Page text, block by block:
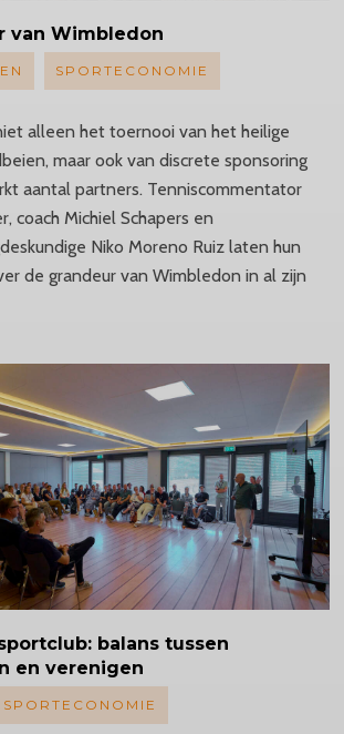
van Wimbledon
alleen het toernooi van het heilige
maar ook van discrete sponsoring
aantal partners. Tenniscommentator
coach Michiel Schapers en
Niko Moreno Ruiz laten hun
de grandeur van Wimbledon in al zijn
SPORTECONOMIE
balans tussen
en verenigen
SPORTECONOMIE